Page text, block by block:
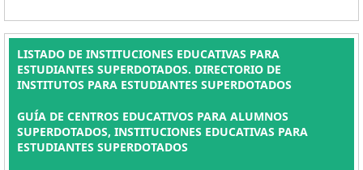
LISTADO DE INSTITUCIONES EDUCATIVAS PARA
ESTUDIANTES SUPERDOTADOS. DIRECTORIO DE
INSTITUTOS PARA ESTUDIANTES SUPERDOTADOS
GUÍA DE CENTROS EDUCATIVOS PARA ALUMNOS
SUPERDOTADOS, INSTITUCIONES EDUCATIVAS PARA
ESTUDIANTES SUPERDOTADOS